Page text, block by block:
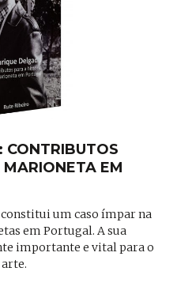
CONTRIBUTOS
EM
constitui um caso ímpar na
em Portugal. A sua
importante e vital para o